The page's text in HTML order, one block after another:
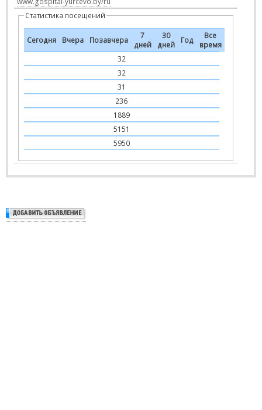
Статистика посещений
Сегодня Вчера Позавчера
7
дней
30
дней
Год
Все
время
32
32
31
236
1889
5151
5950